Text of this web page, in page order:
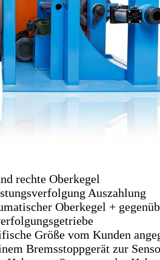
rechte Oberkegel
Auszahlung
Oberkegel +
Größe vom Kunden
Bremsstoppgerät zur